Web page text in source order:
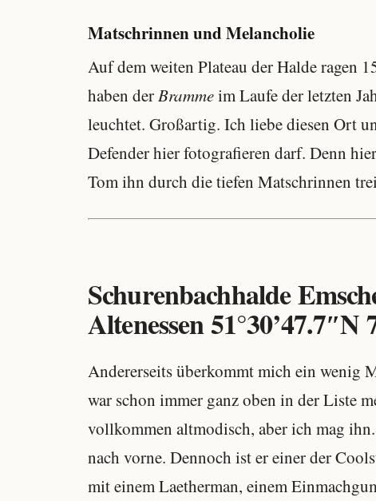
Matschrinnen und Melancholie
Auf dem weiten Plateau der Halde ragen
haben derBrammeim Laufe der letzten
leuchtet. Großartig. Ich liebe diesen Ort
Defender hier fotografieren darf. Denn
Tom ihn durch die tiefen Matschrinnen
Schurenbachhalde
Altenessen51°30’47.7″N
Andererseits überkommt mich ein wenig
war schon immer ganz oben in der Liste
vollkommen altmodisch, aber ich mag
nach vorne. Dennoch ist er einer der
mit einem Laetherman, einem